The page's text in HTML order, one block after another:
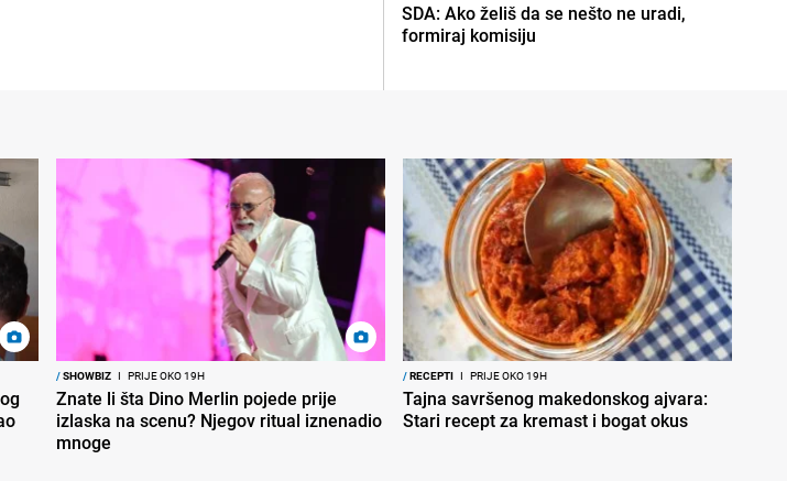
SDA: Ako želiš da se nešto ne uradi,
formiraj komisiju
/SHOWBIZ I PRIJE OKO 19H
Znate li šta Dino Merlin pojede prije
izlaska na scenu? Njegov ritual iznenadio
mnoge
/RECEPTI I PRIJE OKO 19H
Tajna savršenog makedonskog ajvara:
Stari recept za kremast i bogat okus